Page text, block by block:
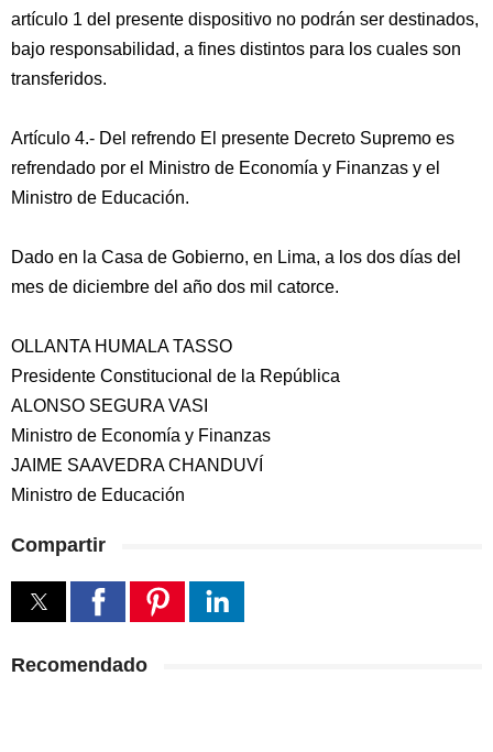
artículo 1 del presente dispositivo no podrán ser destinados,
bajo responsabilidad, a fines distintos para los cuales son
transferidos.
Artículo 4.- Del refrendo El presente Decreto Supremo es
refrendado por el Ministro de Economía y Finanzas y el
Ministro de Educación.
Dado en la Casa de Gobierno, en Lima, a los dos días del
mes de diciembre del año dos mil catorce.
OLLANTA HUMALA TASSO
Presidente Constitucional de la República
ALONSO SEGURA VASI
Ministro de Economía y Finanzas
JAIME SAAVEDRA CHANDUVÍ
Ministro de Educación
Compartir
Recomendado